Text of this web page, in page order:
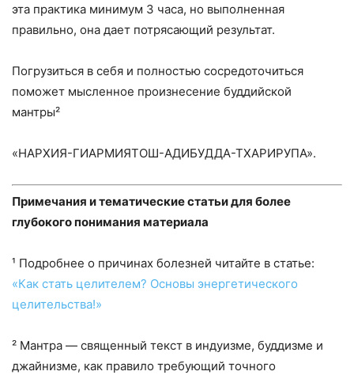
эта практика минимум 3 часа, но выполненная
правильно, она дает потрясающий результат.
Погрузиться в себя и полностью сосредоточиться
поможет мысленное произнесение буддийской
мантры²
«НАРХИЯ-ГИАРМИЯТОШ-АДИБУДДА-ТХАРИРУПА».
Примечания и тематические статьи для более
глубокого понимания материала
¹ Подробнее о причинах болезней читайте в статье:
«Как стать целителем? Основы энергетического
целительства!»
² Мантра — священный текст в индуизме, буддизме и
джайнизме, как правило требующий точного